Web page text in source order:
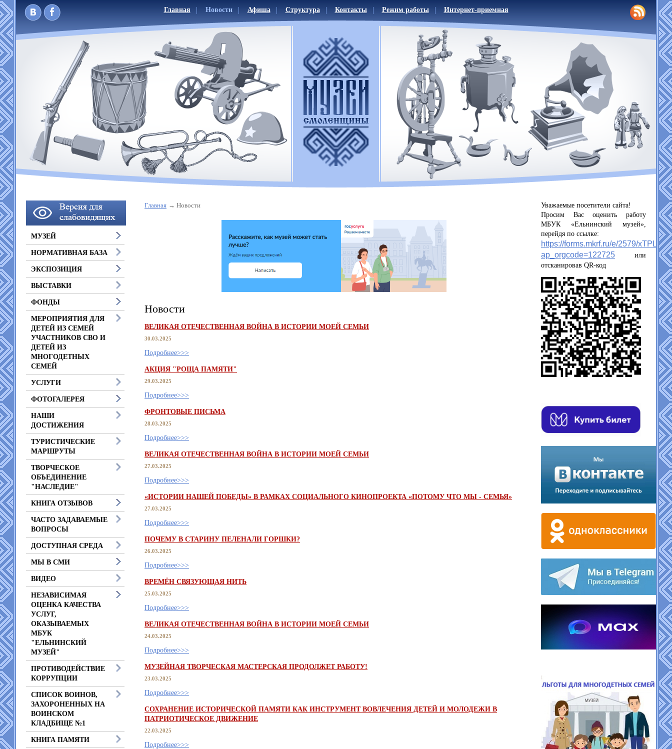
Главная Новости Афиша Структура Контакты Режим работы Интернет-приемная
Главная Новости
Новости
ВЕЛИКАЯ ОТЕЧЕСТВЕННАЯ ВОЙНА В ИСТОРИИ МОЕЙ СЕМЬИ
30.03.2025
Подробнее>>>
АКЦИЯ "РОЩА ПАМЯТИ"
29.03.2025
Подробнее>>>
ФРОНТОВЫЕ ПИСЬМА
28.03.2025
Подробнее>>>
ВЕЛИКАЯ ОТЕЧЕСТВЕННАЯ ВОЙНА В ИСТОРИИ МОЕЙ СЕМЬИ
27.03.2025
Подробнее>>>
«ИСТОРИИ НАШЕЙ ПОБЕДЫ» В РАМКАХ СОЦИАЛЬНОГО КИНОПРОЕКТА «ПОТОМУ ЧТО МЫ - СЕМЬЯ»
27.03.2025
Подробнее>>>
ПОЧЕМУ В СТАРИНУ ПЕЛЕНАЛИ ГОРШКИ?
26.03.2025
Подробнее>>>
ВРЕМЁН СВЯЗУЮЩАЯ НИТЬ
25.03.2025
Подробнее>>>
ВЕЛИКАЯ ОТЕЧЕСТВЕННАЯ ВОЙНА В ИСТОРИИ МОЕЙ СЕМЬИ
24.03.2025
Подробнее>>>
МУЗЕЙНАЯ ТВОРЧЕСКАЯ МАСТЕРСКАЯ ПРОДОЛЖЕТ РАБОТУ!
23.03.2025
Подробнее>>>
СОХРАНЕНИЕ ИСТОРИЧЕСКОЙ ПАМЯТИ КАК ИНСТРУМЕНТ ВОВЛЕЧЕНИЯ ДЕТЕЙ И МОЛОДЕЖИ В
ПАТРИОТИЧЕСКОЕ ДВИЖЕНИЕ
22.03.2025
Подробнее>>>
МУЗЕЙ
НОРМАТИВНАЯ БАЗА
ЭКСПОЗИЦИЯ
ВЫСТАВКИ
ФОНДЫ
МЕРОПРИЯТИЯ ДЛЯ
ДЕТЕЙ ИЗ СЕМЕЙ
УЧАСТНИКОВ СВО И
ДЕТЕЙ ИЗ
МНОГОДЕТНЫХ
СЕМЕЙ
УСЛУГИ
ФОТОГАЛЕРЕЯ
НАШИ
ДОСТИЖЕНИЯ
ТУРИСТИЧЕСКИЕ
МАРШРУТЫ
ТВОРЧЕСКОЕ
ОБЪЕДИНЕНИЕ
"НАСЛЕДИЕ"
КНИГА ОТЗЫВОВ
ЧАСТО ЗАДАВАЕМЫЕ
ВОПРОСЫ
ДОСТУПНАЯ СРЕДА
МЫ В СМИ
ВИДЕО
НЕЗАВИСИМАЯ
ОЦЕНКА КАЧЕСТВА
УСЛУГ,
ОКАЗЫВАЕМЫХ
МБУК
"ЕЛЬНИНСКИЙ
МУЗЕЙ"
ПРОТИВОДЕЙСТВИЕ
КОРРУПЦИИ
СПИСОК ВОИНОВ,
ЗАХОРОНЕННЫХ НА
ВОИНСКОМ
КЛАДБИЩЕ №1
КНИГА ПАМЯТИ
Уважаемые посетители сайта!
Просим Вас оценить работу
МБУК «Ельнинский музей»,
перейдя по ссылке:
https://forms.mkrf.ru/e/2579/
ap_orgcode=122725 или
отсканировав QR-код